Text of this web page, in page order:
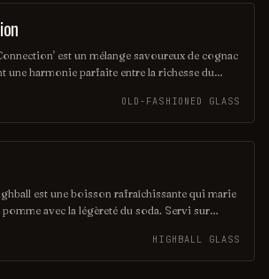
est un mélange savoureux de cognac
une harmonie parfaite entre la richesse du
le charme et le raffinement de la culture
idéale pour les amateurs de cocktails
OLD-FASHIONED GLASS
est une boisson rafraîchissante qui marie
avec la légèreté du soda. Servi sur
une présentation élégante. Parfait pour les
un équilibre harmonieux entre fruité et pétillant.
HIGHBALL GLASS